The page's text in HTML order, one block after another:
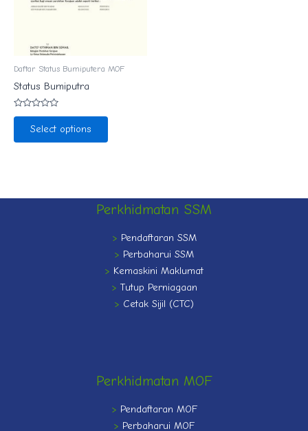
Daftar Status Bumiputera MOF
Status Bumiputra
Rated
of
Select options
Perkhidmatan SSM
> Pendaftaran SSM
> Perbaharui SSM
> Kemaskini Maklumat
> Tutup Perniagaan
> Cetak Sijil (CTC)
Perkhidmatan MOF
> Pendaftaran MOF
> Perbaharui MOF